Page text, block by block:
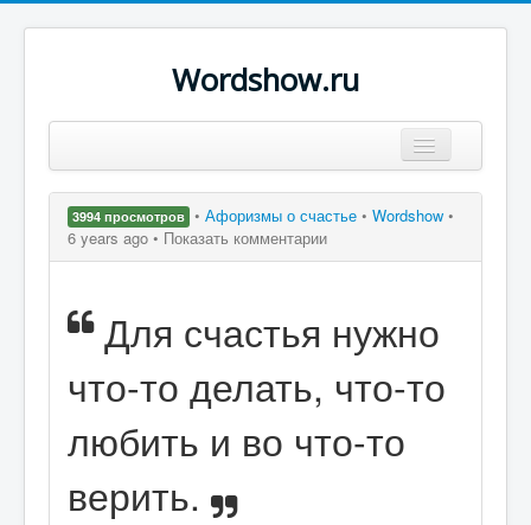
Wordshow.ru
Популярные цитаты
Поиск
3994 просмотров • Афоризмы о счастье • Wordshow •
6 years ago • Показать комментарии
Для счастья нужно
что-то делать, что-то
любить и во что-то
верить.